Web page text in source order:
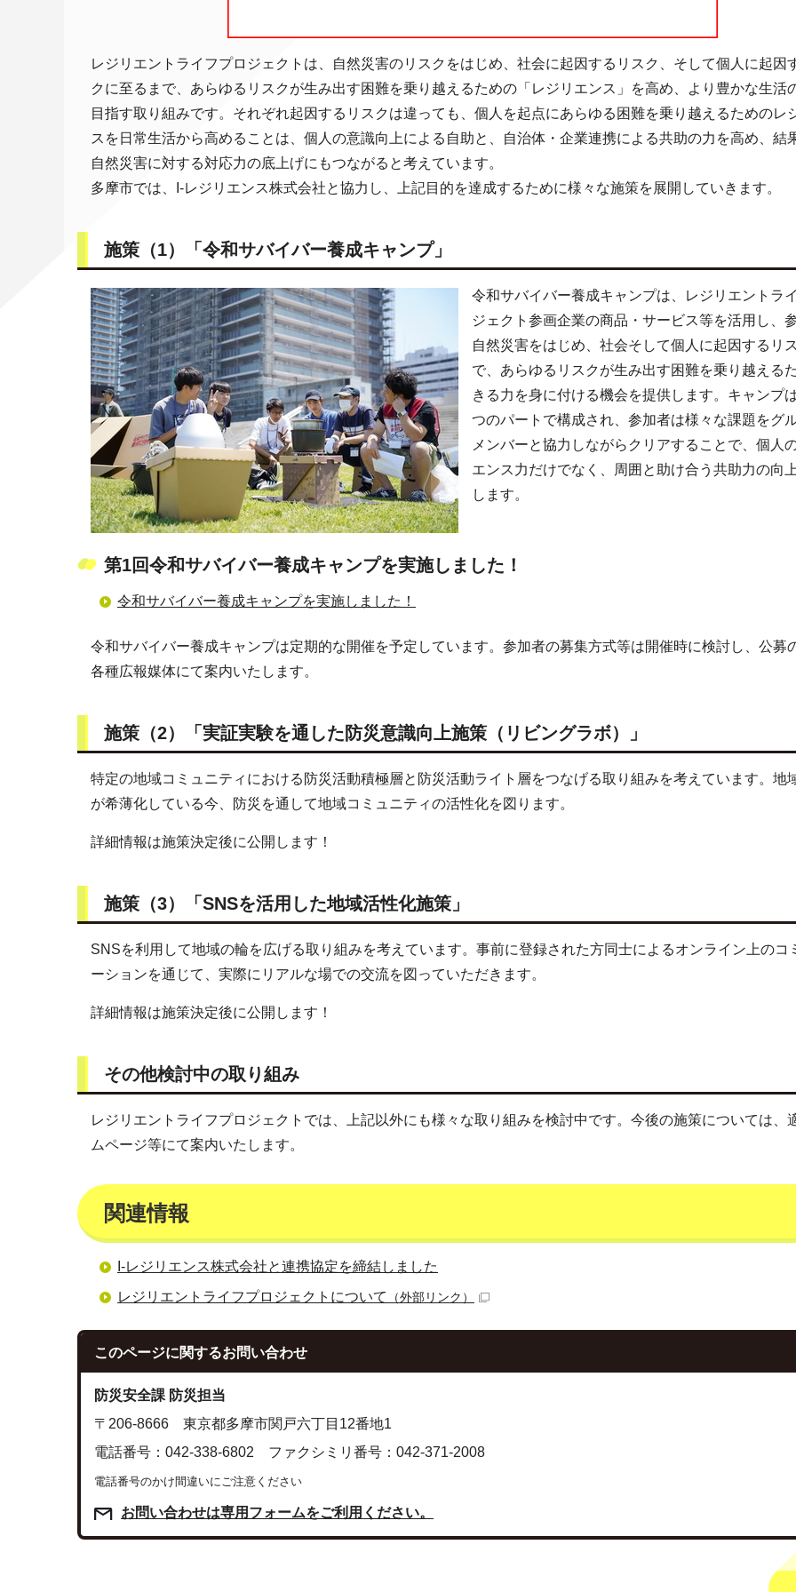
レジリエントライフプロジェクトは、自然災害のリスクをはじめ、社会に起因するリスク、そして個人に起因
クに至るまで、あらゆるリスクが生み出す困難を乗り越えるための「レジリエンス」を高め、より豊かな生活
目指す取り組みです。それぞれ起因するリスクは違っても、個人を起点にあらゆる困難を乗り越えるためのレ
スを日常生活から高めることは、個人の意識向上による自助と、自治体・企業連携による共助の力を高め、結
自然災害に対する対応力の底上げにもつながると考えています。
多摩市では、I-レジリエンス株式会社と協力し、上記目的を達成するために様々な施策を展開していきます。
施策（1）「令和サバイバー養成キャンプ」
令和サバイバー養成キャンプは、レジリエントラ
ジェクト参画企業の商品・サービス等を活用し、
自然災害をはじめ、社会そして個人に起因するリ
で、あらゆるリスクが生み出す困難を乗り越える
きる力を身に付ける機会を提供します。キャンプ
つのパートで構成され、参加者は様々な課題をグ
メンバーと協力しながらクリアすることで、個人
エンス力だけでなく、周囲と助け合う共助力の向
します。
第1回令和サバイバー養成キャンプを実施しました！
令和サバイバー養成キャンプを実施しました！
令和サバイバー養成キャンプは定期的な開催を予定しています。参加者の募集方式等は開催時に検討し、公募
各種広報媒体にて案内いたします。
施策（2）「実証実験を通した防災意識向上施策（リビングラボ）」
特定の地域コミュニティにおける防災活動積極層と防災活動ライト層をつなげる取り組みを考えています。地
が希薄化している今、防災を通して地域コミュニティの活性化を図ります。
詳細情報は施策決定後に公開します！
施策（3）「SNSを活用した地域活性化施策」
SNSを利用して地域の輪を広げる取り組みを考えています。事前に登録された方同士によるオンライン上のコ
ーションを通じて、実際にリアルな場での交流を図っていただきます。
詳細情報は施策決定後に公開します！
その他検討中の取り組み
レジリエントライフプロジェクトでは、上記以外にも様々な取り組みを検討中です。今後の施策については、
ムページ等にて案内いたします。
関連情報
I-レジリエンス株式会社と連携協定を締結しました
レジリエントライフプロジェクトについて
（外部リンク）
このページに関するお問い合わせ
防災安全課 防災担当
〒206-8666 東京都多摩市関戸六丁目12番地1
電話番号：042-338-6802 ファクシミリ番号：042-371-2008
電話番号のかけ間違いにご注意ください
お問い合わせは専用フォームをご利用ください。